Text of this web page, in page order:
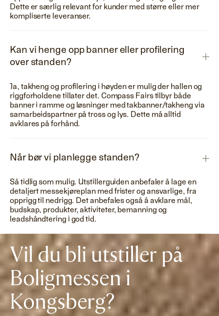
Dette er særlig relevant for kunder med større eller mer
kompliserte leveranser.
Kan vi henge opp banner eller profilering
over standen?
Ja, takheng og profilering i høyden er mulig der hallen og
riggforholdene tillater det. Compass Fairs tilbyr både
banner i ramme og løsninger med takbanner/takheng via
samarbeidspartner på tross og lys. Dette må alltid
avklares på forhånd.
Når bør vi planlegge standen?
Så tidlig som mulig. Utstillerguiden anbefaler å lage en
detaljert messekjøreplan med frister og ansvarlige, fra
opprigg til nedrigg. Det anbefales også å avklare mål,
budskap, produkter, aktiviteter, bemanning og
leadshåndtering i god tid.
Vil du bli utstiller på
Boligmessen i
Kongsberg?